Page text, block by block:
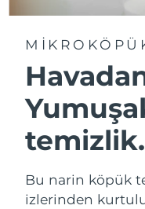
temizlik.
Bu narin köpük
izlerinden